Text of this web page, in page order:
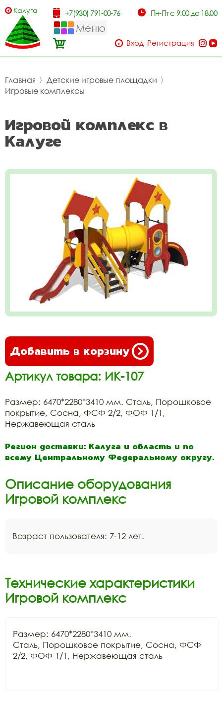
Калуга +7(930) 791-00-76 Пн-Пт с 9.00 до 18.00
Меню
Вход Регистрация
Главная 〉 Детские игровые площадки 〉
Игровые комплексы
Игровой комплекс в
Калуге
Добавить в корзину
Артикул товара: ИК-107
Размер: 6470*2280*3410 мм. Сталь, Порошковое
покрытие, Сосна, ФСФ 2/2, ФОФ 1/1,
Нержавеющая сталь
Регион доставки: Калуга и область и по
всему Центральному Федеральному округу.
Описание оборудования
Игровой комплекс
Возраст пользователя: 7-12 лет.
Технические характеристики
Игровой комплекс
Размер: 6470*2280*3410 мм.
Сталь, Порошковое покрытие, Сосна, ФСФ
2/2, ФОФ 1/1, Нержавеющая сталь